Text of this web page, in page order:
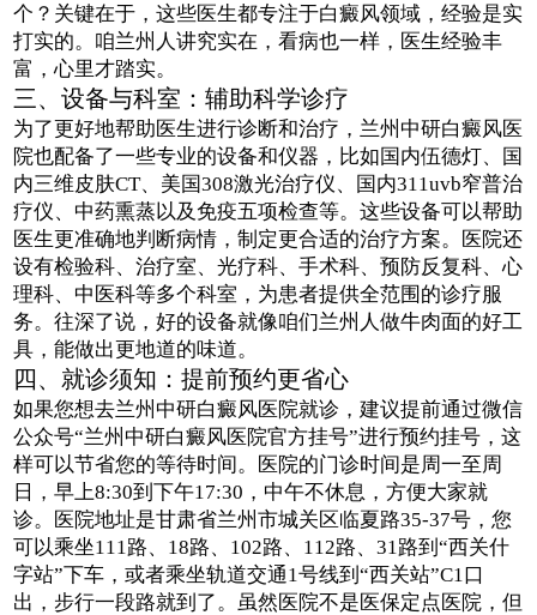
个？关键在于，这些医生都专注于白癜风领域，经验是实
打实的。咱兰州人讲究实在，看病也一样，医生经验丰
富，心里才踏实。
三、设备与科室：辅助科学诊疗
为了更好地帮助医生进行诊断和治疗，兰州中研白癜风医
院也配备了一些专业的设备和仪器，比如国内伍德灯、国
内三维皮肤CT、美国308激光治疗仪、国内311uvb窄普治
疗仪、中药熏蒸以及免疫五项检查等。这些设备可以帮助
医生更准确地判断病情，制定更合适的治疗方案。医院还
设有检验科、治疗室、光疗科、手术科、预防反复科、心
理科、中医科等多个科室，为患者提供全范围的诊疗服
务。往深了说，好的设备就像咱们兰州人做牛肉面的好工
具，能做出更地道的味道。
四、就诊须知：提前预约更省心
如果您想去兰州中研白癜风医院就诊，建议提前通过微信
公众号“兰州中研白癜风医院官方挂号”进行预约挂号，这
样可以节省您的等待时间。医院的门诊时间是周一至周
日，早上8:30到下午17:30，中午不休息，方便大家就
诊。医院地址是甘肃省兰州市城关区临夏路35-37号，您
可以乘坐111路、18路、102路、112路、31路到“西关什
字站”下车，或者乘坐轨道交通1号线到“西关站”C1口
出，步行一段路就到了。虽然医院不是医保定点医院，但